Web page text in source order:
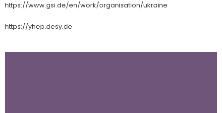
https://www.gsi.de/en/work/organisation/ukraine
https://yhep.desy.de